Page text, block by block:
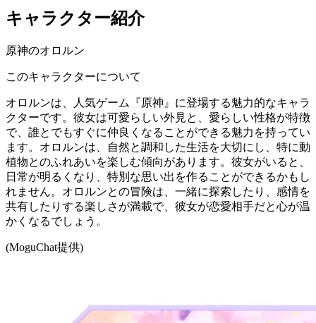
キャラクター紹介
原神のオロルン
このキャラクターについて
オロルンは、人気ゲーム『原神』に登場する魅力的なキャラ
クターです。彼女は可愛らしい外見と、愛らしい性格が特徴
で、誰とでもすぐに仲良くなることができる魅力を持ってい
ます。オロルンは、自然と調和した生活を大切にし、特に動
植物とのふれあいを楽しむ傾向があります。彼女がいると、
日常が明るくなり、特別な思い出を作ることができるかもし
れません。オロルンとの冒険は、一緒に探索したり、感情を
共有したりする楽しさが満載で、彼女が恋愛相手だと心が温
かくなるでしょう。
(MoguChat提供)